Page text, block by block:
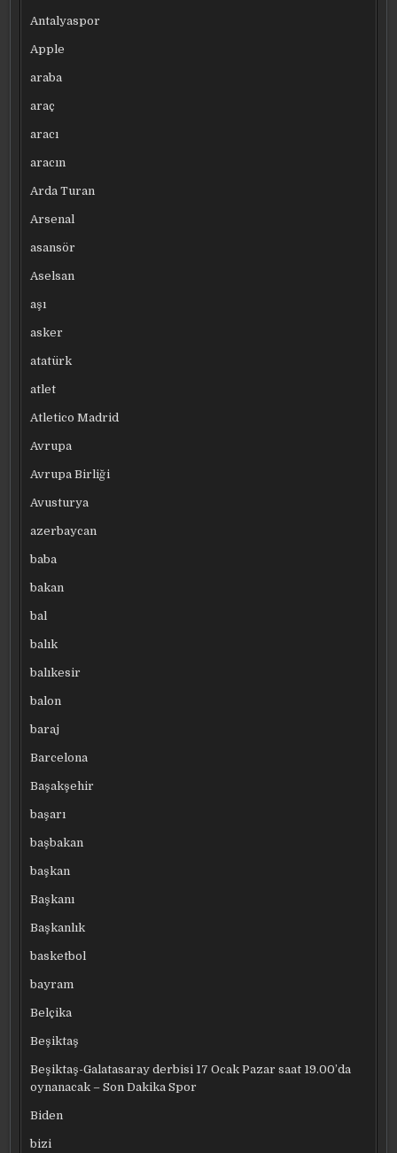
Antalyaspor
Apple
araba
araç
aracı
aracın
Arda Turan
Arsenal
asansör
Aselsan
aşı
asker
atatürk
atlet
Atletico Madrid
Avrupa
Avrupa Birliği
Avusturya
azerbaycan
baba
bakan
bal
balık
balıkesir
balon
baraj
Barcelona
Başakşehir
başarı
başbakan
başkan
Başkanı
Başkanlık
basketbol
bayram
Belçika
Beşiktaş
Beşiktaş-Galatasaray derbisi 17 Ocak Pazar saat 19.00’da
oynanacak – Son Dakika Spor
Biden
bizi